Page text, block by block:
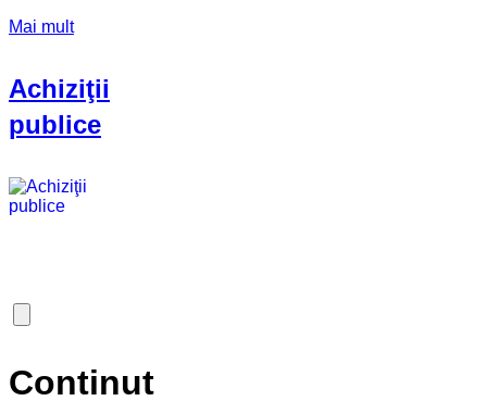
Mai mult
Achiziţii
publice
Continut